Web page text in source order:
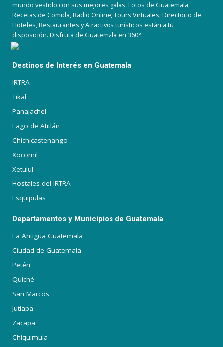
mundo vestido con sus mejores galas. Fotos de Guatemala,
Recetas de Comida, Radio Online, Tours Virtuales, Directorio de
Hoteles, Restaurantes y Atractivos turísticos están a tu
disposición. Disfruta de Guatemala en 360°.
Destinos de Interés en Guatemala
IRTRA
Tikal
Panajachel
Lago de Atitlán
Chichicastenango
Xocomil
Xetulul
Hostales del IRTRA
Esquipulas
Departamentos y Municipios de Guatemala
La Antigua Guatemala
Ciudad de Guatemala
Petén
Quiché
San Marcos
Jutiapa
Zacapa
Chiquimula